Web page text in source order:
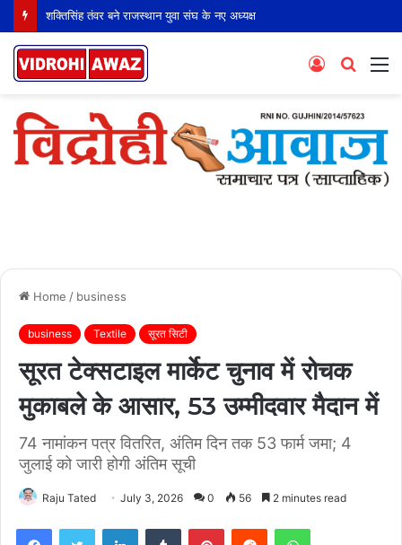
शक्तिसिंह तंवर बने राजस्थान युवा संघ के नए अध्यक्ष
Search
Log
Home / business
business Textile सूरत सिटी
सूरत टेक्सटाइल मार्केट चुनाव में रोचक
मुकाबले के आसार, 53 उम्मीदवार मैदान में
74 नामांकन पत्र वितरित, अंतिम दिन तक 53 फार्म जमा; 4
जुलाई को जारी होगी अंतिम सूची
Raju Tated July 3, 2026 0 56 2 minutes read
FacebookTwitter LinkedInTumblr PinterestReddit WhatsApp